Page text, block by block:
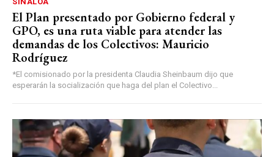
El Plan presentado por Gobierno federal y
GPO, es una ruta viable para atender las
demandas de los Colectivos: Mauricio
Rodríguez
*El comisionado por la presidenta Claudia Sheinbaum dijo que
esperarán la socialización que haga del plan el Colectivo...